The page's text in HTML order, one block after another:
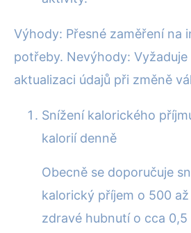
Výhody: Přesné zaměření na
potřeby. Nevýhody: Vyžaduje
aktualizaci údajů při změně
Snížení kalorického
kalorií denně
Obecně se doporučuje
kalorický příjem o 500
zdravé hubnutí o cca 0,5